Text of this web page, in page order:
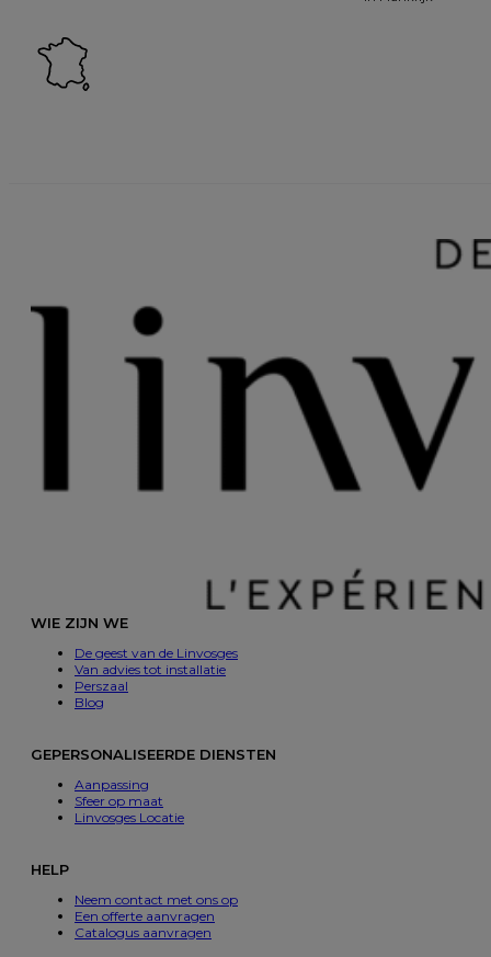
WIE ZIJN WE
De geest van de Linvosges
Van advies tot installatie
Perszaal
Blog
GEPERSONALISEERDE DIENSTEN
Aanpassing
Sfeer op maat
Linvosges Locatie
HELP
Neem contact met ons op
Een offerte aanvragen
Catalogus aanvragen